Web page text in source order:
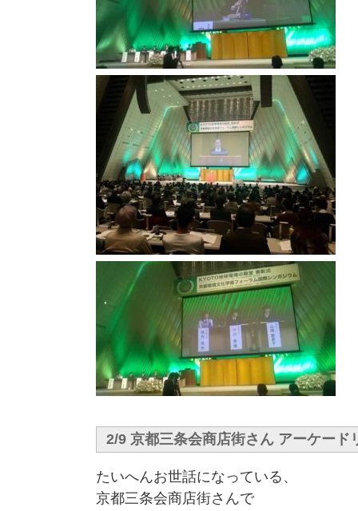
2/9 京都三条会商店街さん アーケード
たいへんお世話になっている、
京都三条会商店街さんで